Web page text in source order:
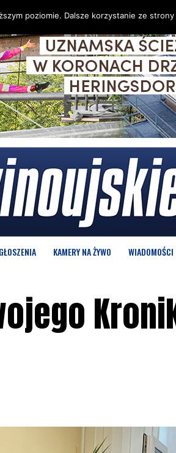
KAMERY NA ŻYWO WIADOMOŚCI
poziomie. Dalsze korzystanie ze